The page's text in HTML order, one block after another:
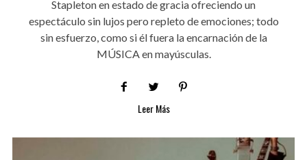
Stapleton en estado de gracia ofreciendo un
espectáculo sin lujos pero repleto de emociones; todo
sin esfuerzo, como si él fuera la encarnación de la
MÚSICA en mayúsculas.
Leer Más